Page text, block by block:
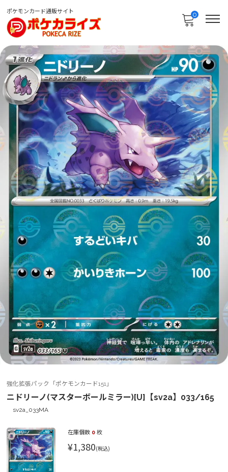
ポケモンカード通販サイト 0
強化拡張パック「ポケモンカード151」
ニドリーノ(マスターボールミラー)[U]【sv2a】033/165
sv2a_033MA
在庫個数 0 枚
¥1,380(税込)